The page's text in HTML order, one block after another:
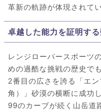
革新の軌跡が体現されてい
卓越した能力を証明す
レンジローバースポーツ
めの過酷な挑戦の歴史で
2番目の広さを誇る「エ
角）」砂漠の横断に成功
99のカーブが続く山岳道